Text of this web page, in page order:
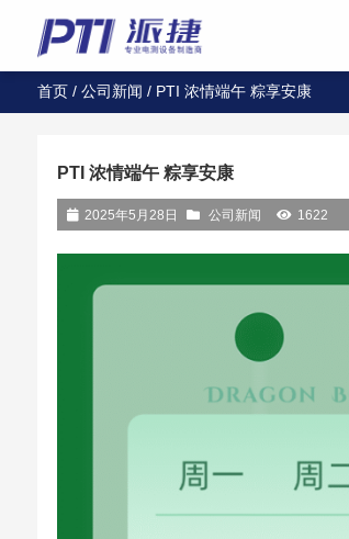
首页/ 公司新闻 / PTI 浓情端午 粽享安康
PTI 浓情端午 粽享安康
2025年5月28日 公司新闻 1622